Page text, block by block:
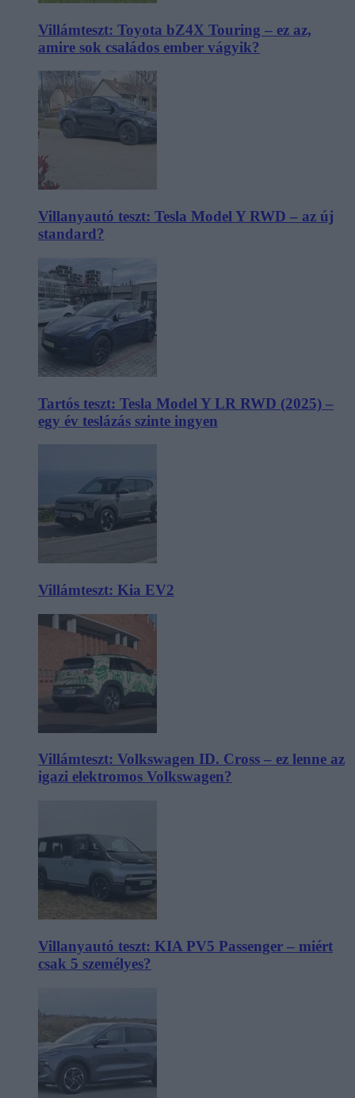
Villámteszt: Toyota bZ4X Touring – ez az,
amire sok családos ember vágyik?
Villanyautó teszt: Tesla Model Y RWD – az új
standard?
Tartós teszt: Tesla Model Y LR RWD (2025) –
egy év teslázás szinte ingyen
Villámteszt: Kia EV2
Villámteszt: Volkswagen ID. Cross – ez lenne az
igazi elektromos Volkswagen?
Villanyautó teszt: KIA PV5 Passenger – miért
csak 5 személyes?